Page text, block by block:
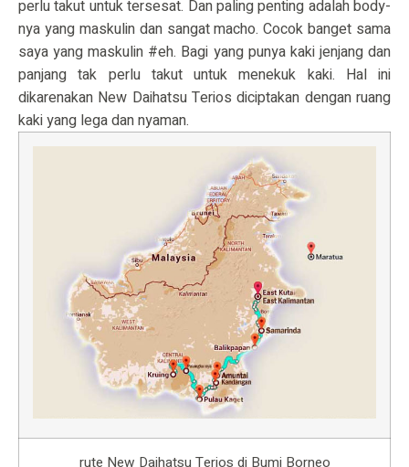
perlu takut untuk tersesat. Dan paling penting adalah body-
nya yang maskulin dan sangat macho. Cocok banget sama
saya yang maskulin #eh. Bagi yang punya kaki jenjang dan
panjang tak perlu takut untuk menekuk kaki. Hal ini
dikarenakan New Daihatsu Terios diciptakan dengan ruang
kaki yang lega dan nyaman.
rute New Daihatsu Terios di Bumi Borneo